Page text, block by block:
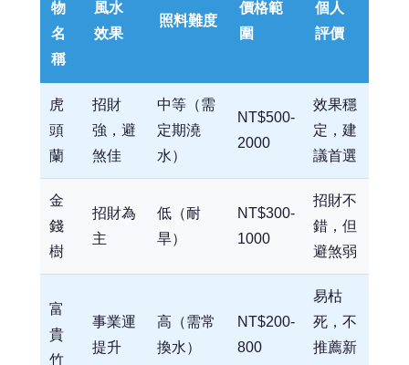
物
名
稱
風水
效果
照料難度
價格範
圍
個人
評價
虎
頭
蘭
招財
強，避
煞佳
中等（需
定期澆
水）
NT$500-
2000
效果穩
定，建
議首選
金
錢
樹
招財為
主
低（耐
旱）
NT$300-
1000
招財不
錯，但
避煞弱
富
貴
竹
事業運
提升
高（需常
換水）
NT$200-
800
易枯
死，不
推薦新